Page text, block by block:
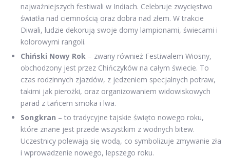
najważniejszych festiwali w Indiach. Celebruje zwycięstwo
światła nad ciemnością oraz dobra nad złem. W trakcie
Diwali, ludzie dekorują swoje domy lampionami, świecami i
kolorowymi rangoli.
Chiński Nowy Rok – zwany również Festiwalem Wiosny,
obchodzony jest przez Chińczyków na całym świecie. To
czas rodzinnych zjazdów, z jedzeniem specjalnych potraw,
takimi jak pierożki, oraz organizowaniem widowiskowych
parad z tańcem smoka i lwa.
Songkran – to tradycyjne tajskie święto nowego roku,
które znane jest przede wszystkim z wodnych bitew.
Uczestnicy polewają się wodą, co symbolizuje zmywanie zła
i wprowadzenie nowego, lepszego roku.